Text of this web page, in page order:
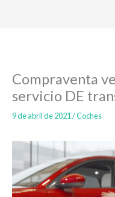
Compraventa
servicio DE
9 de abril de 2021/Coches